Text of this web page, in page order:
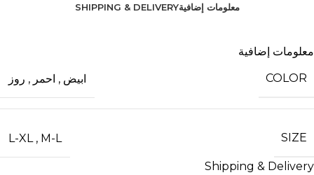
معلومات إضافيةSHIPPING & DELIVERY
معلومات إضافية
COLOR
ابيض , احمر , روز
SIZE
L-XL , M-L
Shipping & Delivery